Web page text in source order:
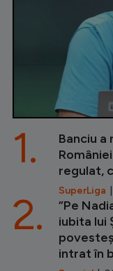
Banciu a
regulat,
SuperLiga
1.
”Pe
iubita lui
intrat în
2.